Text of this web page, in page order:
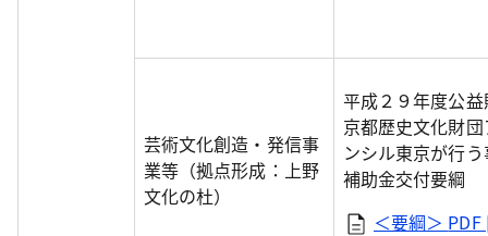
芸術文化創造・発信事
業等（拠点形成：上野
文化の杜）
平成２９年度公
京都歴史文化財
ンシル東京が行
補助金交付要綱
＜要綱＞